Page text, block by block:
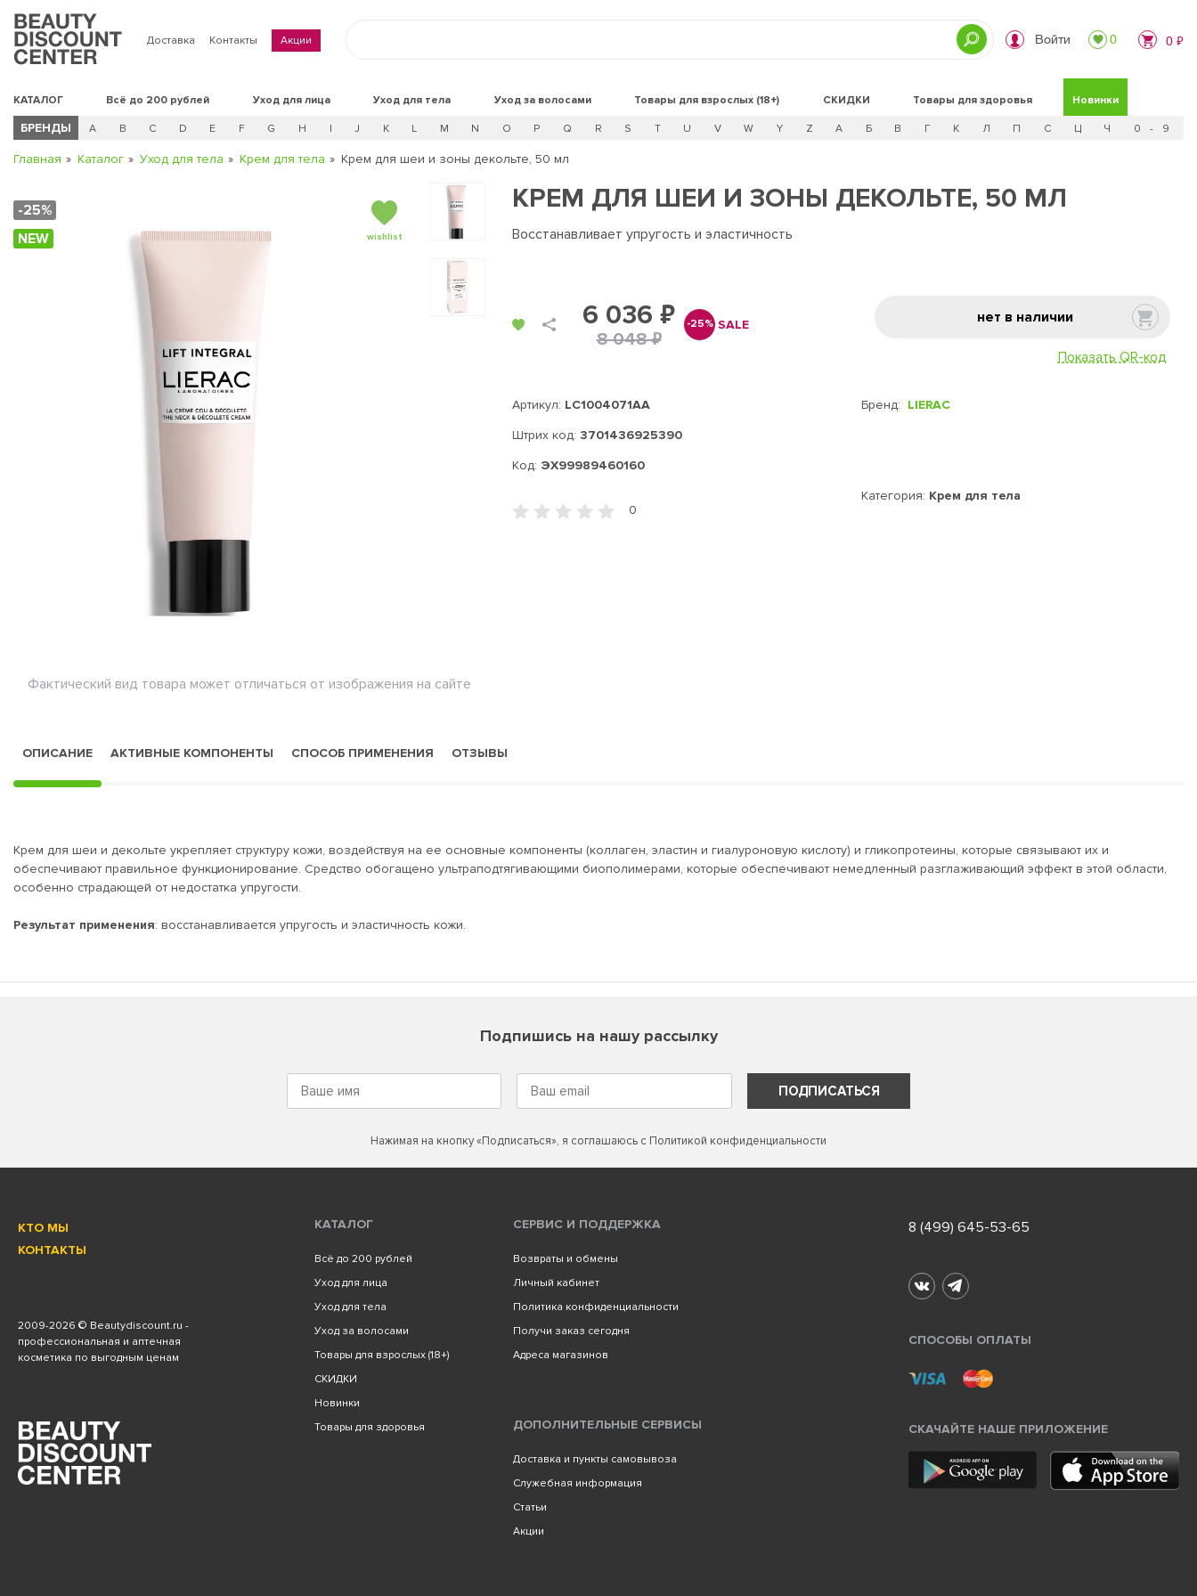
Доставка Контакты Акции Войти 0 0 ₽
КАТАЛОГ Всё до 200 рублей Уход для лица Уход для тела Уход за волосами Товары для взрослых (18+) СКИДКИ Новинки
Товары для здоровья
БРЕНДЫ A B C D E F G H I J K L M N O P Q R S T U V W Y Z А Б В Г К Л П С Ц Ч 0 - 9
Главная Каталог Уход для тела Крем для тела Крем для шеи и зоны декольте, 50 мл
-25%
NEW
wishlist
Фактический вид товара может отличаться от изображения на сайте
КРЕМ ДЛЯ ШЕИ И ЗОНЫ ДЕКОЛЬТЕ, 50 МЛ
Восстанавливает упругость и эластичность
6 036 ₽
8 048 ₽
-25% SALE нет в наличии
Показать QR-код
Артикул: LC1004071AA
Штрих код: 3701436925390
Код: ЭХ99989460160
Бренд: LIERAC
Категория: Крем для тела
0
ОПИСАНИЕ АКТИВНЫЕ КОМПОНЕНТЫ СПОСОБ ПРИМЕНЕНИЯ ОТЗЫВЫ
Крем для шеи и декольте укрепляет структуру кожи, воздействуя на ее основные компоненты (коллаген, эластин и гиалуроновую кислоту) и гликопротеины, которые связывают их и
обеспечивают правильное функционирование. Средство обогащено ультраподтягивающими биополимерами, которые обеспечивают немедленный разглаживающий эффект в этой области,
особенно страдающей от недостатка упругости.
Результат применения: восстанавливается упругость и эластичность кожи.
Подпишись на нашу рассылку
ПОДПИСАТЬСЯ
Нажимая на кнопку «Подписаться», я соглашаюсь с Политикой конфиденциальности
КТО МЫ
КОНТАКТЫ
2009-2026 © Beautydiscount.ru -
профессиональная и аптечная
косметика по выгодным ценам
КАТАЛОГ
Всё до 200 рублей
Уход для лица
Уход для тела
Уход за волосами
Товары для взрослых (18+)
СКИДКИ
Новинки
Товары для здоровья
СЕРВИС И ПОДДЕРЖКА
Возвраты и обмены
Личный кабинет
Политика конфиденциальности
Получи заказ сегодня
Адреса магазинов
ДОПОЛНИТЕЛЬНЫЕ СЕРВИСЫ
Доставка и пункты самовывоза
Служебная информация
Статьи
Акции
8 (499) 645-53-65
СПОСОБЫ ОПЛАТЫ
СКАЧАЙТЕ НАШЕ ПРИЛОЖЕНИЕ